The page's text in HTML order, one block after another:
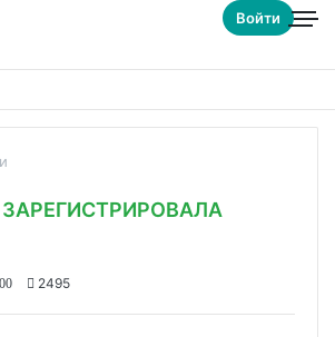
Войти
2495